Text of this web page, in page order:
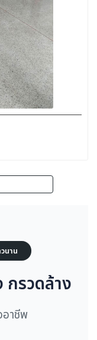
นาน
กรวดล้าง
าชีพ